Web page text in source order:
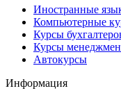
Иностранные
Компьютерные
Курсы
Курсы
Автокурсы
Информация